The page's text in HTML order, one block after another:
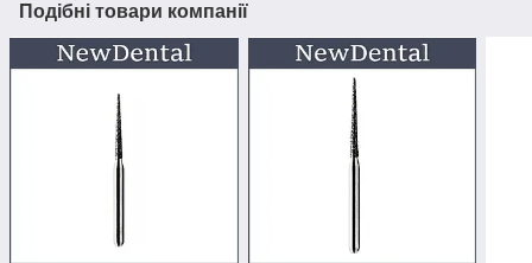
Подібні товари компанії